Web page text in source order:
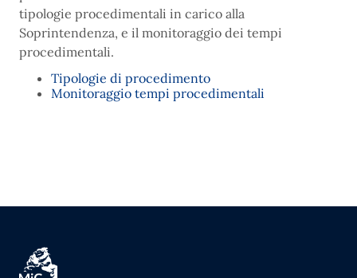
tipologie procedimentali in carico alla
Soprintendenza, e il monitoraggio dei tempi
procedimentali.
Tipologie di procedimento
Monitoraggio tempi procedimentali